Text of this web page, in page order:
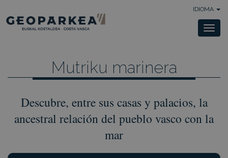
IDIOMA
Mutriku marinera
Descubre, entre sus casas y palacios, la
ancestral relación del pueblo vasco con la
mar